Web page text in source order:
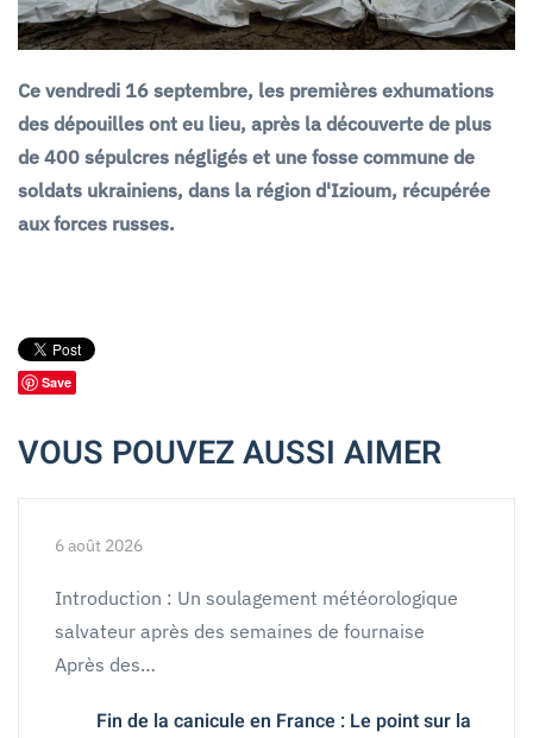
Ce vendredi 16 septembre, les premières exhumations
des dépouilles ont eu lieu, après la découverte de plus
de 400 sépulcres négligés et une fosse commune de
soldats ukrainiens, dans la région d'Izioum, récupérée
aux forces russes.
Save
VOUS POUVEZ AUSSI AIMER
6 août 2026
Introduction : Un soulagement météorologique
salvateur après des semaines de fournaise
Après des…
Fin de la canicule en France : Le point sur la